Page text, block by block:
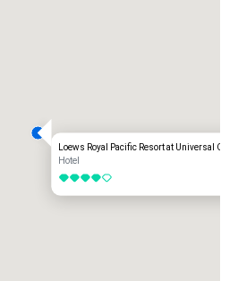
Loews Royal Pacific Resort at Universal
Hotel
4 de 5